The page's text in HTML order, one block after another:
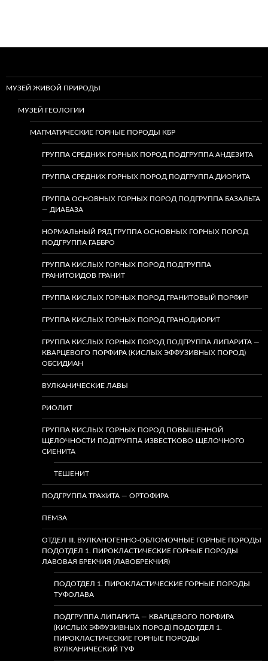
МУЗЕЙ ЖИВОЙ ПРИРОДЫ
МУЗЕЙ ГЕОЛОГИИ
МАГМАТИЧЕСКИЕ ГОРНЫЕ ПОРОДЫ КБР
ГРУППА СРЕДНИХ ГОРНЫХ ПОРОД ПОДГРУППА АНДЕЗИТА
ГРУППА СРЕДНИХ ГОРНЫХ ПОРОД ПОДГРУППА ДИОРИТА
ГРУППА ОСНОВНЫХ ГОРНЫХ ПОРОД ПОДГРУППА БАЗАЛЬТА
— ДИАБАЗА
НОРМАЛЬНЫЙ РЯД ГРУППА ОСНОВНЫХ ГОРНЫХ ПОРОД
ПОДГРУППА ГАББРО
ГРУППА КИСЛЫХ ГОРНЫХ ПОРОД ПОДГРУППА
ГРАНИТОИДОВ ГРАНИТ
ГРУППА КИСЛЫХ ГОРНЫХ ПОРОД ГРАНИТОВЫЙ ПОРФИР
ГРУППА КИСЛЫХ ГОРНЫХ ПОРОД ГРАНОДИОРИТ
ГРУППА КИСЛЫХ ГОРНЫХ ПОРОД ПОДГРУППА ЛИПАРИТА —
КВАРЦЕВОГО ПОРФИРА (КИСЛЫХ ЭФФУЗИВНЫХ ПОРОД)
ОБСИДИАН
ВУЛКАНИЧЕСКИЕ ЛАВЫ
РИОЛИТ
ГРУППА КИСЛЫХ ГОРНЫХ ПОРОД ПОВЫШЕННОЙ
ЩЕЛОЧНОСТИ ПОДГРУППА ИЗВЕСТКОВО-ЩЕЛОЧНОГО
СИЕНИТА
ТЕШЕНИТ
ПОДГРУППА ТРАХИТА — ОРТОФИРА
ПЕМЗА
ОТДЕЛ III. ВУЛКАНОГЕННО-ОБЛОМОЧНЫЕ ГОРНЫЕ ПОРОДЫ
ПОДОТДЕЛ 1. ПИРОКЛАСТИЧЕСКИЕ ГОРНЫЕ ПОРОДЫ
ЛАВОВАЯ БРЕКЧИЯ (ЛАВОБРЕКЧИЯ)
ПОДОТДЕЛ 1. ПИРОКЛАСТИЧЕСКИЕ ГОРНЫЕ ПОРОДЫ
ТУФОЛАВА
ПОДГРУППА ЛИПАРИТА — КВАРЦЕВОГО ПОРФИРА
(КИСЛЫХ ЭФФУЗИВНЫХ ПОРОД) ПОДОТДЕЛ 1.
ПИРОКЛАСТИЧЕСКИЕ ГОРНЫЕ ПОРОДЫ
ВУЛКАНИЧЕСКИЙ ТУФ